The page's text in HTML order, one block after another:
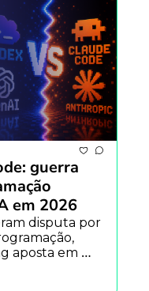
guerra
em 2026
disputa por
aposta em
e Vitalik
à segurança